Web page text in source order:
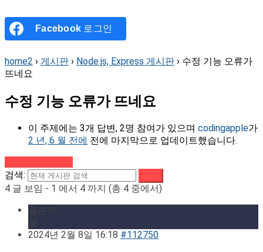
Facebook 로그인
home2 › 게시판 › Node.js, Express 게시판 › 수정 기능 오류가
뜨네요
수정 기능 오류가 뜨네요
이 주제에는 3개 답변, 2명 참여가 있으며 codingapple가
2 년, 6 월 전에 전에 마지막으로 업데이트했습니다.
검색:
4 글 보임 - 1 에서 4 까지 (총 4 중에서)
2024년 2월 8일 16:18 #112750